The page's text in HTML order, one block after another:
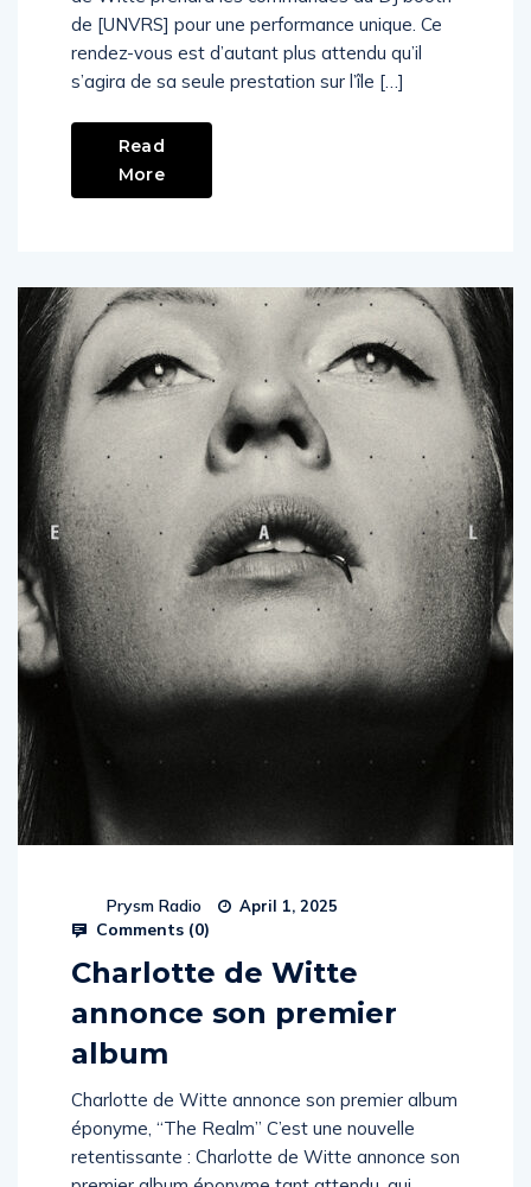
de [UNVRS] pour une performance unique. Ce
rendez-vous est d’autant plus attendu qu’il
s’agira de sa seule prestation sur l’île […]
Read
More
Prysm Radio April 1, 2025
Comments (0)
Charlotte de Witte
annonce son premier
album
Charlotte de Witte annonce son premier album
éponyme, “The Realm” C’est une nouvelle
retentissante : Charlotte de Witte annonce son